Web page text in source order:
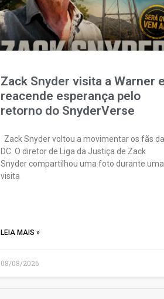
Zack Snyder visita a Warner e
reacende esperança pelo
retorno do SnyderVerse
Zack Snyder voltou a movimentar os fãs da
DC. O diretor de Liga da Justiça de Zack
Snyder compartilhou uma foto durante uma
visita
LEIA MAIS »
08/08/2026